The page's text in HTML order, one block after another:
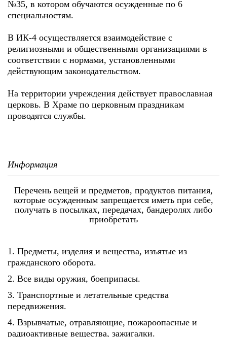
№35, в котором обучаются осужденные по 6
специальностям.
В ИК-4 осуществляется взаимодействие с
религиозными и общественными организациями в
соответствии с нормами, установленными
действующим законодательством.
На территории учреждения действует православная
церковь. В Храме по церковным праздникам
проводятся службы.
Информация
Перечень вещей и предметов, продуктов питания,
которые осужденным запрещается иметь при себе,
получать в посылках, передачах, бандеролях либо
приобретать
1. Предметы, изделия и вещества, изъятые из
гражданского оборота.
2. Все виды оружия, боеприпасы.
3. Транспортные и летательные средства
передвижения.
4. Взрывчатые, отравляющие, пожароопасные и
радиоактивные вещества, зажигалки.